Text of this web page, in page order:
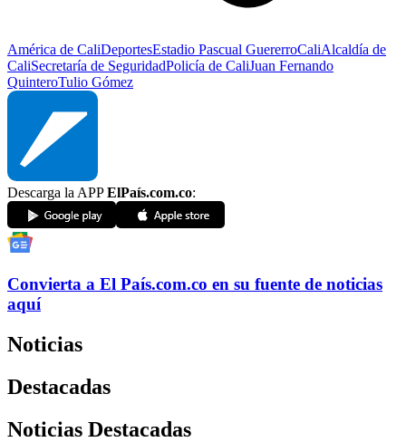
América de CaliDeportesEstadio Pascual GuererroCaliAlcaldía de
CaliSecretaría de SeguridadPolicía de CaliJuan Fernando
QuinteroTulio Gómez
Descarga la APPElPaís.com.co:
Convierta a El País.com.co en su fuente de noticias
aquí
Noticias
Destacadas
Noticias Destacadas